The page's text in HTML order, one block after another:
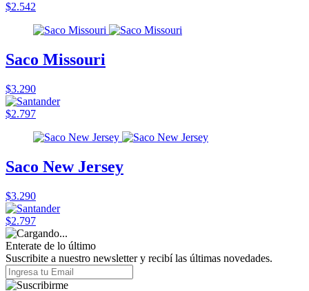
$2.542
Saco Missouri
$3.290
$2.797
Saco New Jersey
$3.290
$2.797
Enterate de lo último
Suscribite a nuestro newsletter y recibí las últimas novedades.